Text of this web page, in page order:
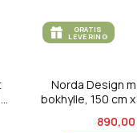
GRATIS
LEVERING
Norda Design
bokhylle, 150 cm